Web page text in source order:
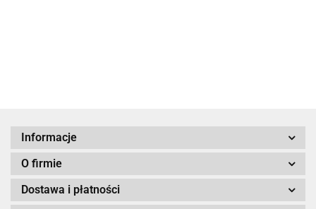
Informacje
O firmie
Dostawa i płatności